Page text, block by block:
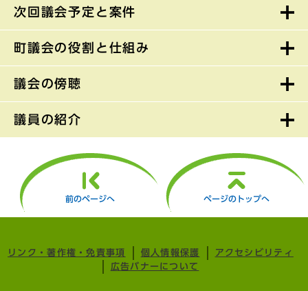
次回議会予定と案件
町議会の役割と仕組み
議会の傍聴
議員の紹介
前のページへ ページのトップへ
リンク・著作権・免責事項 個人情報保護
アクセシビリティ
広告バナーについて